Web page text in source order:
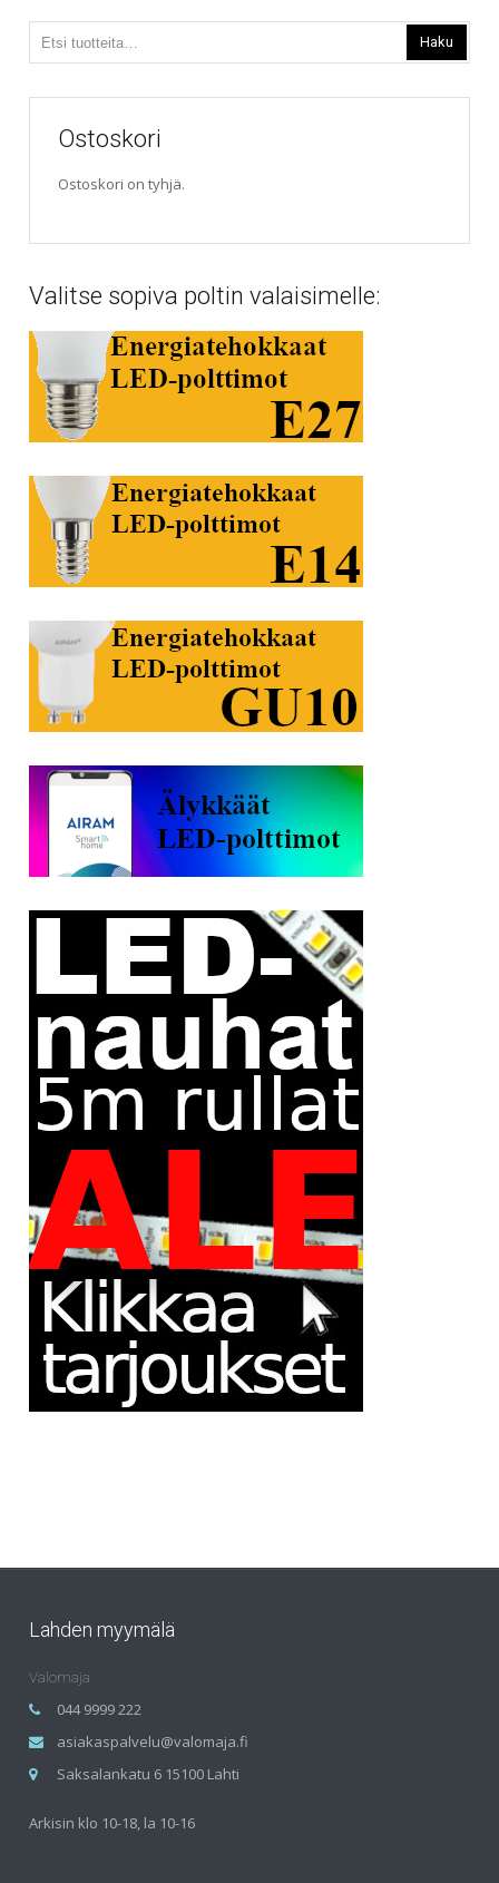
Haku
Ostoskori
Ostoskori on tyhjä.
Valitse sopiva poltin valaisimelle:
Lahden myymälä
Valomaja
044 9999 222
asiakaspalvelu@valomaja.fi
Saksalankatu 6 15100 Lahti
Arkisin klo 10-18, la 10-16